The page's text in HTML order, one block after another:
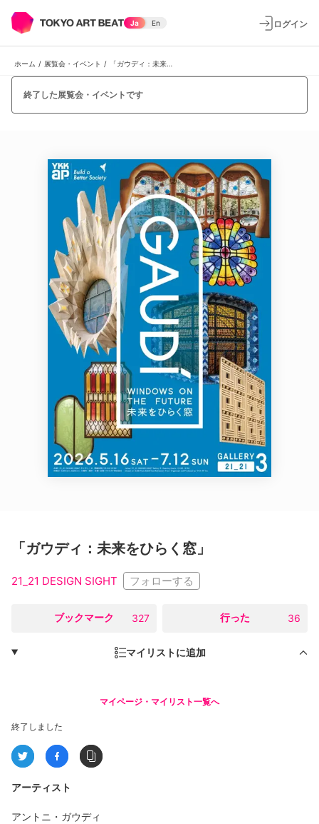
Ja En ログイン
ホーム / 展覧会・イベント /
終了した展覧会・イベントです
「ガウディ：未来をひらく窓」
21_21 DESIGN SIGHT フォローする
ブックマーク 327 行った 36
マイリストに追加
マイページ・マイリスト一覧へ
終了しました
アーティスト
アントニ・ガウディ